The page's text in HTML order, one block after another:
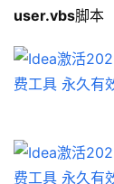
user.vbs脚本